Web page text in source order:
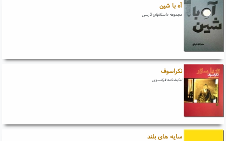
آه با شین
مجموعه داستانهای فارسی
نکراسوف
نمایشنامه فرانسوی
سایه های بلند